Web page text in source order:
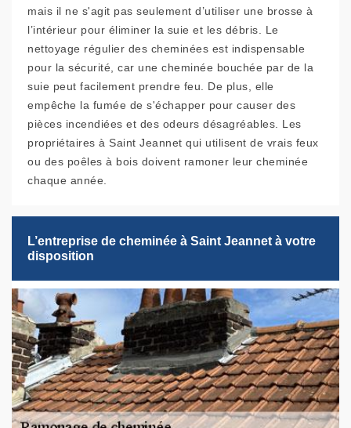
mais il ne s'agit pas seulement d’utiliser une brosse à
l’intérieur pour éliminer la suie et les débris. Le
nettoyage régulier des cheminées est indispensable
pour la sécurité, car une cheminée bouchée par de la
suie peut facilement prendre feu. De plus, elle
empêche la fumée de s'échapper pour causer des
pièces incendiées et des odeurs désagréables. Les
propriétaires à Saint Jeannet qui utilisent de vrais feux
ou des poêles à bois doivent ramoner leur cheminée
chaque année.
L’entreprise de cheminée à Saint Jeannet à votre
disposition